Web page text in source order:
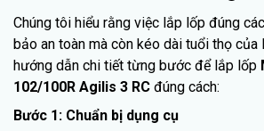
Chúng tôi hiểu rằng việc lắp lốp đúng
bảo an toàn mà còn kéo dài tuổi thọ
hướng dẫn chi tiết từng bước để lắp lốp
102/100R Agilis 3 RC đúng cách:
Bước 1: Chuẩn bị dụng cụ